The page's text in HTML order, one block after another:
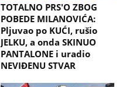
TOTALNO PRS'O ZBOG
POBEDE MILANOVIĆA:
Pljuvao po KUĆI, rušio
JELKU, a onda SKINUO
PANTALONE i uradio
NEVIĐENU STVAR